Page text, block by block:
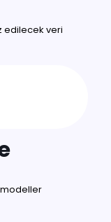
edilecek veri